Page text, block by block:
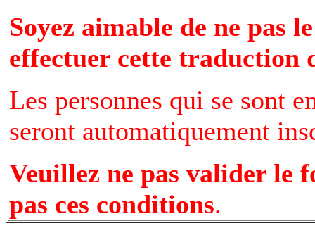
Soyez aimable de ne pas
effectuer cette traduction
Les personnes qui se sont
seront automatiquement
Veuillez ne pas valider le
pas ces conditions.